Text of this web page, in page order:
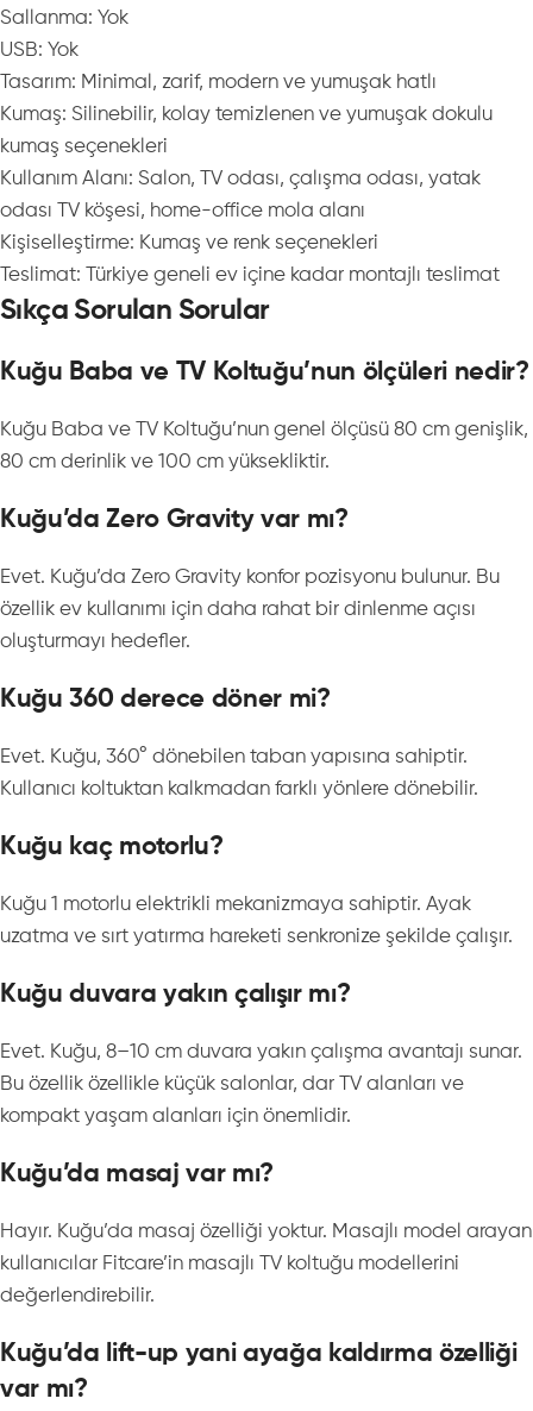
Sallanma: Yok
USB: Yok
Tasarım: Minimal, zarif, modern ve yumuşak hatlı
Kumaş: Silinebilir, kolay temizlenen ve yumuşak dokulu
kumaş seçenekleri
Kullanım Alanı: Salon, TV odası, çalışma odası, yatak
odası TV köşesi, home-office mola alanı
Kişiselleştirme: Kumaş ve renk seçenekleri
Teslimat: Türkiye geneli ev içine kadar montajlı teslimat
Sıkça Sorulan Sorular
Kuğu Baba ve TV Koltuğu’nun ölçüleri nedir?
Kuğu Baba ve TV Koltuğu’nun genel ölçüsü 80 cm genişlik,
80 cm derinlik ve 100 cm yüksekliktir.
Kuğu’da Zero Gravity var mı?
Evet. Kuğu’da Zero Gravity konfor pozisyonu bulunur. Bu
özellik ev kullanımı için daha rahat bir dinlenme açısı
oluşturmayı hedefler.
Kuğu 360 derece döner mi?
Evet. Kuğu, 360° dönebilen taban yapısına sahiptir.
Kullanıcı koltuktan kalkmadan farklı yönlere dönebilir.
Kuğu kaç motorlu?
Kuğu 1 motorlu elektrikli mekanizmaya sahiptir. Ayak
uzatma ve sırt yatırma hareketi senkronize şekilde çalışır.
Kuğu duvara yakın çalışır mı?
Evet. Kuğu, 8–10 cm duvara yakın çalışma avantajı sunar.
Bu özellik özellikle küçük salonlar, dar TV alanları ve
kompakt yaşam alanları için önemlidir.
Kuğu’da masaj var mı?
Hayır. Kuğu’da masaj özelliği yoktur. Masajlı model arayan
kullanıcılar Fitcare’in masajlı TV koltuğu modellerini
değerlendirebilir.
Kuğu’da lift-up yani ayağa kaldırma özelliği
var mı?